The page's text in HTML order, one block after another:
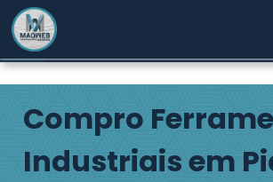
Compro
Industriais em